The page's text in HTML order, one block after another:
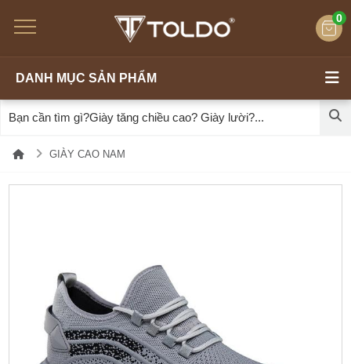
0
DANH MỤC SẢN PHẨM
GIÀY CAO NAM